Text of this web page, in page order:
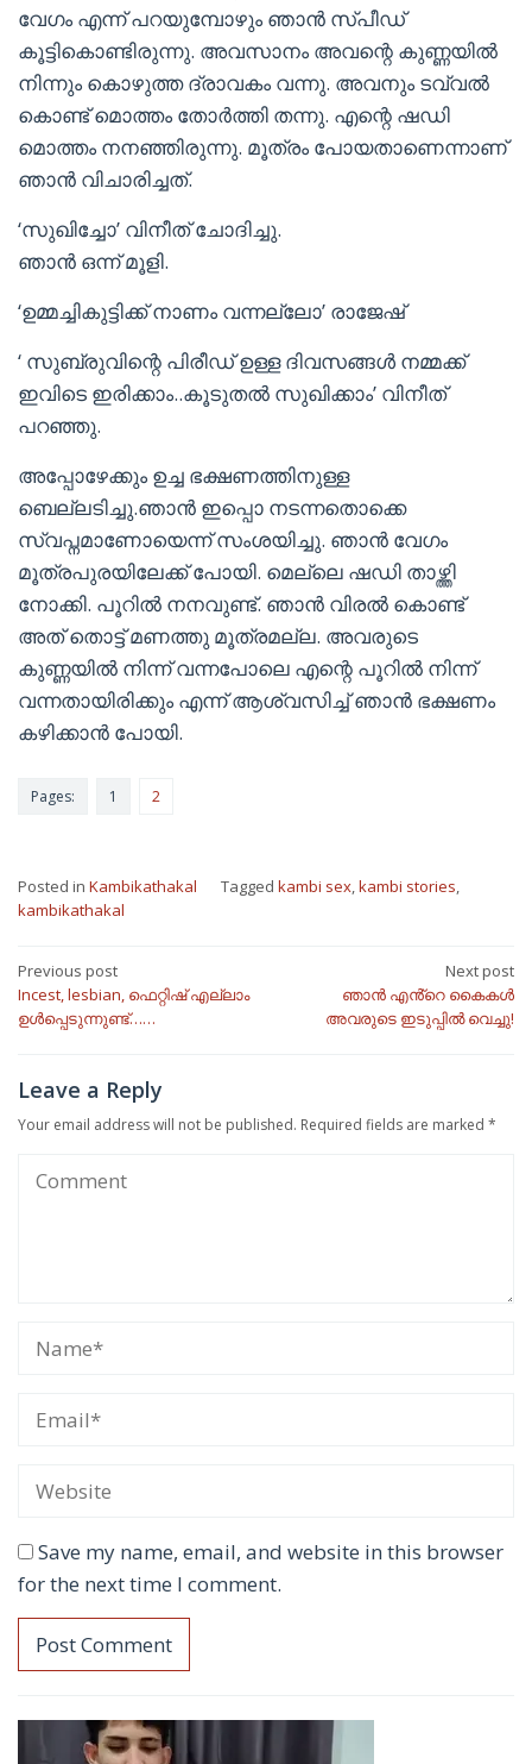
വേഗം എന്ന് പറയുമ്പോഴും ഞാൻ സ്പീഡ്
കൂട്ടികൊണ്ടിരുന്നു. അവസാനം അവന്റെ കുണ്ണയിൽ
നിന്നും കൊഴുത്ത ദ്രാവകം വന്നു. അവനും ടവ്വൽ
കൊണ്ട് മൊത്തം തോർത്തി തന്നു. എന്റെ ഷഡി
മൊത്തം നനഞ്ഞിരുന്നു. മൂത്രം പോയതാണെന്നാണ്
ഞാൻ വിചാരിച്ചത്.
‘സുഖിച്ചോ’ വിനീത് ചോദിച്ചു.
ഞാൻ ഒന്ന് മൂളി.
‘ഉമ്മച്ചികുട്ടിക്ക് നാണം വന്നല്ലോ’ രാജേഷ്
‘ സുബ്രുവിന്റെ പിരീഡ് ഉള്ള ദിവസങ്ങൾ നമ്മക്ക്
ഇവിടെ ഇരിക്കാം..കൂടുതൽ സുഖിക്കാം’ വിനീത്
പറഞ്ഞു.
അപ്പോഴേക്കും ഉച്ച ഭക്ഷണത്തിനുള്ള
ബെല്ലടിച്ചു.ഞാൻ ഇപ്പൊ നടന്നതൊക്കെ
സ്വപ്നമാണോയെന്ന് സംശയിച്ചു. ഞാൻ വേഗം
മൂത്രപുരയിലേക്ക് പോയി. മെല്ലെ ഷഡി താഴ്ത്തി
നോക്കി. പൂറിൽ നനവുണ്ട്. ഞാൻ വിരൽ കൊണ്ട്
അത് തൊട്ട് മണത്തു മൂത്രമല്ല. അവരുടെ
കുണ്ണയിൽ നിന്ന് വന്നപോലെ എന്റെ പൂറിൽ നിന്ന്
വന്നതായിരിക്കും എന്ന് ആശ്വസിച്ച് ഞാൻ ഭക്ഷണം
കഴിക്കാൻ പോയി.
Pages: 1 2
Posted in Kambikathakal Tagged kambi sex,kambi stories,
kambikathakal
Post
navigation
Previous post
Incest, lesbian, ഫെറ്റിഷ് എല്ലാം
ഉൾപ്പെടുന്നുണ്ട്……
Next post
ഞാൻ എൻ്റെ കൈകൾ
അവരുടെ ഇടുപ്പിൽ വെച്ചു!
Leave a Reply
Your email address will not be published. Required fields are marked *
Save my name, email, and website in this browser
for the next time I comment.